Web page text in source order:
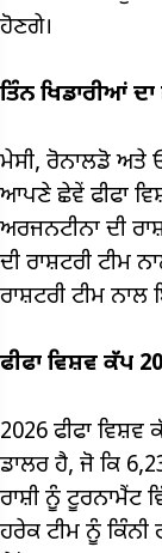
ਹੋਣਗੇ।
ਤਿੰਨ ਖਿਡਾਰੀਆਂ
ਮੇਸੀ, ਰੋਨਾਲਡੋ ਅਤੇ
ਆਪਣੇ ਛੇਵੇਂ ਫੀਫਾ
ਅਰਜਨਟੀਨਾ ਦੀ
ਦੀ ਰਾਸ਼ਟਰੀ ਟੀਮ
ਰਾਸ਼ਟਰੀ ਟੀਮ
ਫੀਫਾ ਵਿਸ਼ਵ ਕੱਪ
2026 ਫੀਫਾ ਵਿਸ਼ਵ
ਡਾਲਰ ਹੈ, ਜੋ ਕਿ
ਰਾਸ਼ੀ ਨੂੰ ਟੂਰਨਾਮੈਂਟ
ਹਰੇਕ ਟੀਮ ਨੂੰ ਕਿੰਨੀ